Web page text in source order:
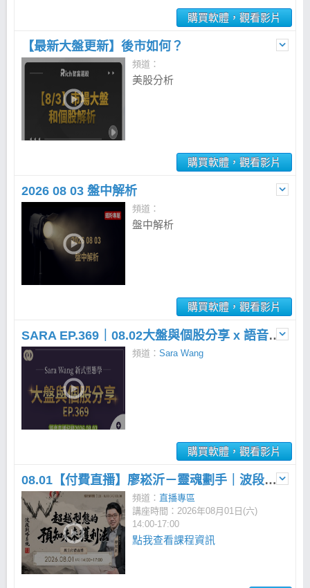
購買軟體，觀看影片
【最新大盤更新】後市如何？
頻道：
美股分析
購買軟體，觀看影片
2026 08 03 盤中解析
頻道：
盤中解析
購買軟體，觀看影片
SARA EP.369｜08.02大盤與個股分享 x 語音直播
頻道： Sara Wang
購買軟體，觀看影片
08.01【付費直播】廖崧沂－靈魂劃手｜波段戰略系統：超越型態的「預知未來」獲利法
頻道： 直播專區
講座時間：2026年08月01日(六)
14:00-17:00
點我查看課程資訊